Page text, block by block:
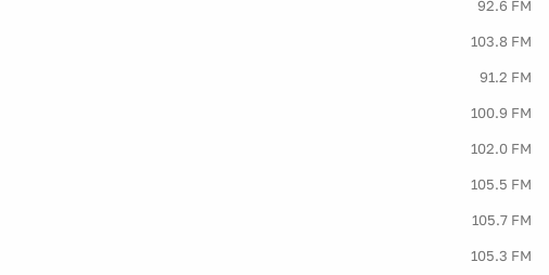
92.6 FM
103.8 FM
91.2 FM
100.9 FM
102.0 FM
105.5 FM
105.7 FM
105.3 FM